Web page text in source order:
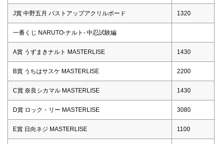
J賞 中野五月 バストアップアクリルボード 1320
一番くじ NARUTO-ナルト- 中忍試験編
A賞 うずまきナルト MASTERLISE 1430
B賞 うちはサスケ MASTERLISE 2200
C賞 奈良シカマル MASTERLISE 1430
D賞 ロック・リー MASTERLISE 3080
E賞 日向ネジ MASTERLISE 1100